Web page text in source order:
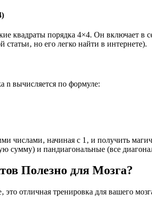
квадраты порядка 4×4. Он включает
но его легко найти в интернете).
n вычисляется по формуле:
числами‚ начиная с 1‚ и получить
сумму) и пандиагональные (все
Полезно для Мозга?
это отличная тренировка для вашего